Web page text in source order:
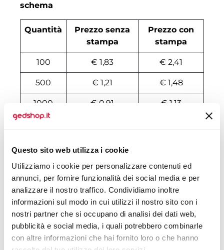
Questo sito web utilizza i cookie
Utilizziamo i cookie per personalizzare contenuti ed
annunci, per fornire funzionalità dei social media e per
analizzare il nostro traffico. Condividiamo inoltre
informazioni sul modo in cui utilizzi il nostro sito con i
nostri partner che si occupano di analisi dei dati web,
pubblicità e social media, i quali potrebbero combinarle
con altre informazioni che hai fornito loro o che hanno
schema
Quantità
Prezzo senza
stampa
Prezzo con
stampa
100 € 1,83 € 2,41
500 € 1,21 € 1,48
1000 € 0,91 € 1,13
4000 € 0,91 € 0,96
5000 € 0,91 € 0,93
6000 € 0,89 € 0,91
7000 € 0,89 € 0,87
8000 € 0,88